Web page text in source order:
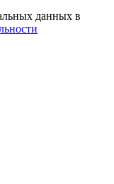
данных в